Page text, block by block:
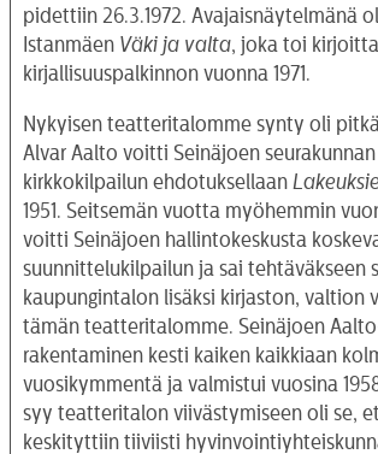
pidettiin 26.3.1972. Avajaisnäytelmänä
Istanmäen Väki ja valta, joka toi
kirjallisuuspalkinnon vuonna 1971.
Nykyisen teatteritalomme synty oli
Alvar Aalto voitti Seinäjoen
kirkkokilpailun ehdotuksellaan
1951. Seitsemän vuotta myöhemmin
voitti Seinäjoen hallintokeskusta
suunnittelukilpailun ja sai tehtäväkseen
kaupungintalon lisäksi kirjaston, valtion
tämän teatteritalomme. Seinäjoen
rakentaminen kesti kaiken kaikkiaan
vuosikymmentä ja valmistui vuosina
syy teatteritalon viivästymiseen oli se,
keskityttiin tiiviisti